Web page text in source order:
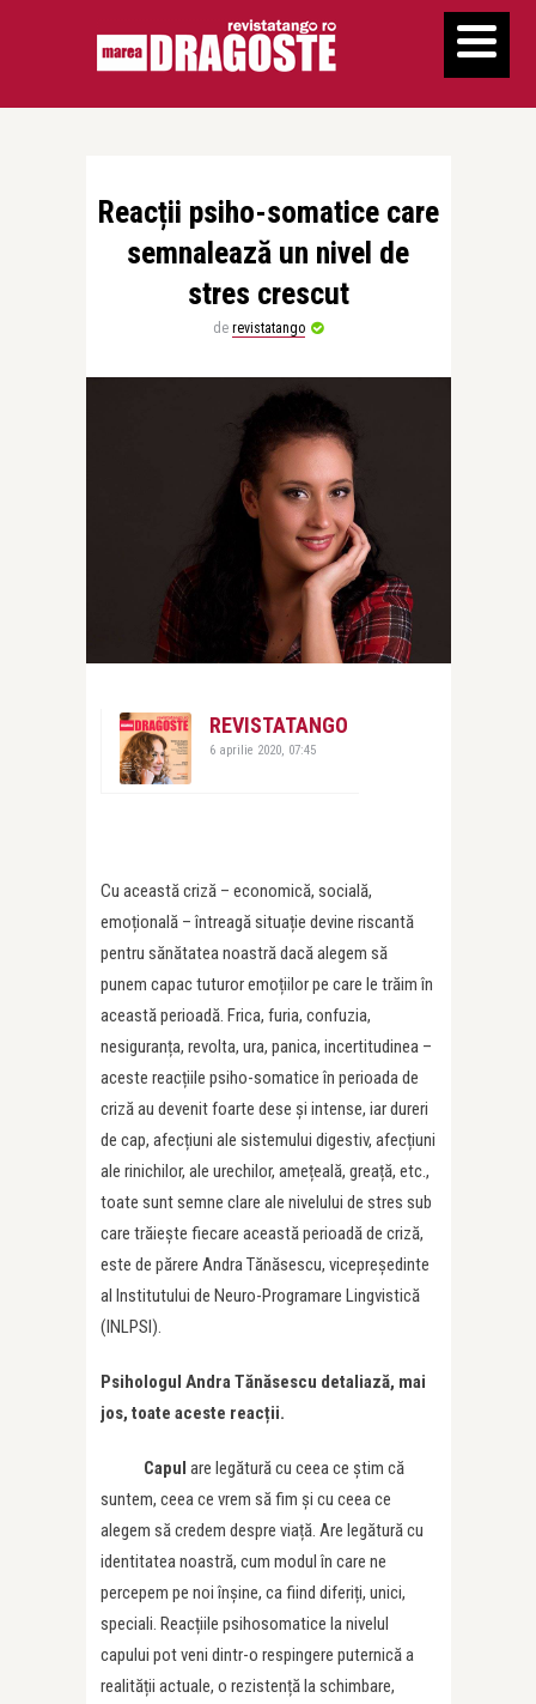
Reacții psiho-somatice care
semnalează un nivel de
stres crescut
de revistatango
REVISTATANGO
6 aprilie 2020, 07:45
Cu această criză – economică, socială,
emoțională – întreagă situație devine riscantă
pentru sănătatea noastră dacă alegem să
punem capac tuturor emoțiilor pe care le trăim în
această perioadă. Frica, furia, confuzia,
nesiguranța, revolta, ura, panica, incertitudinea –
aceste reacțiile psiho-somatice în perioada de
criză au devenit foarte dese și intense, iar dureri
de cap, afecțiuni ale sistemului digestiv, afecțiuni
ale rinichilor, ale urechilor, amețeală, greață, etc.,
toate sunt semne clare ale nivelului de stres sub
care trăiește fiecare această perioadă de criză,
este de părere Andra Tănăsescu, vicepreședinte
al Institutului de Neuro-Programare Lingvistică
(INLPSI).
Psihologul Andra Tănăsescu detaliază, mai
jos, toate aceste reacții.
Capul are legătură cu ceea ce știm că
suntem, ceea ce vrem să fim și cu ceea ce
alegem să credem despre viață. Are legătură cu
identitatea noastră, cum modul în care ne
percepem pe noi înșine, ca fiind diferiți, unici,
speciali. Reacțiile psihosomatice la nivelul
capului pot veni dintr-o respingere puternică a
realității actuale, o rezistență la schimbare,